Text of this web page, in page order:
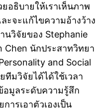
อธิบายให้เราเห็นภาพ
ะจะแก้ไขความอ้างว้าง
วิจัยของ Stephanie
Chen นักประสาทวิทยา
and Social
ทีมวิจัยได้ได้ใช้เวลา
อมูลระดับความรู้สึก
ารเอาตัวเองเป็น